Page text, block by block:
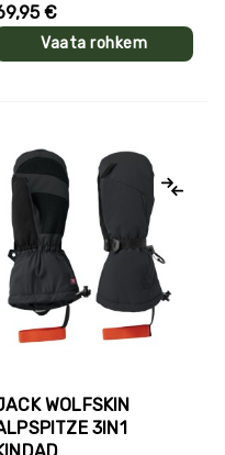
€
Vaata rohkem
WOLFSKIN
3IN1